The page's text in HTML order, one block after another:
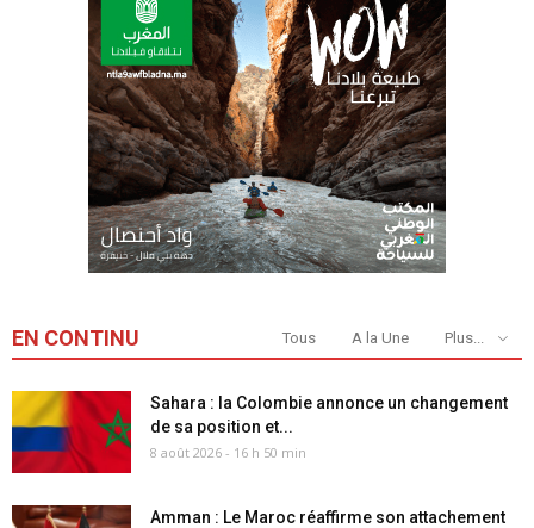
EN CONTINU Tous A la Une Plus...
Sahara : la Colombie annonce un changement
de sa position et...
8 août 2026 - 16 h 50 min
Amman : Le Maroc réaffirme son attachement